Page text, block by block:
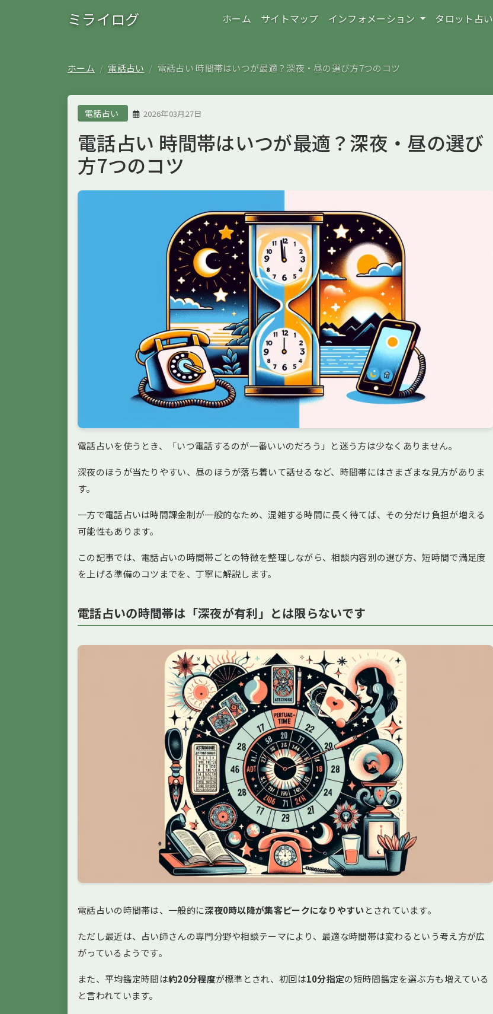
ミライログ ホーム サイトマップ インフォメーション タロット占い
ホーム 電話占い 電話占い 時間帯はいつが最適？深夜・昼の選び方7つのコツ
電話占い 2026年03月27日
電話占い 時間帯はいつが最適？深夜・昼の選び
方7つのコツ
電話占いを使うとき、「いつ電話するのが一番いいのだろう」と迷う方は少なくありません。
深夜のほうが当たりやすい、昼のほうが落ち着いて話せるなど、時間帯にはさまざまな見方がありま
す。
一方で電話占いは時間課金制が一般的なため、混雑する時間に長く待てば、その分だけ負担が増える
可能性もあります。
この記事では、電話占いの時間帯ごとの特徴を整理しながら、相談内容別の選び方、短時間で満足度
を上げる準備のコツまでを、丁寧に解説します。
電話占いの時間帯は「深夜が有利」とは限らないです
電話占いの時間帯は、一般的に深夜0時以降が集客ピークになりやすいとされています。
ただし最近は、占い師さんの専門分野や相談テーマにより、最適な時間帯は変わるという考え方が広
がっているようです。
また、平均鑑定時間は約20分程度が標準とされ、初回は10分指定の短時間鑑定を選ぶ方も増えている
と言われています。